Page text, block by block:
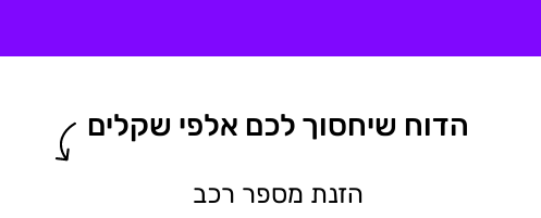
הדוח שיחסוך לכם אלפי שקלים